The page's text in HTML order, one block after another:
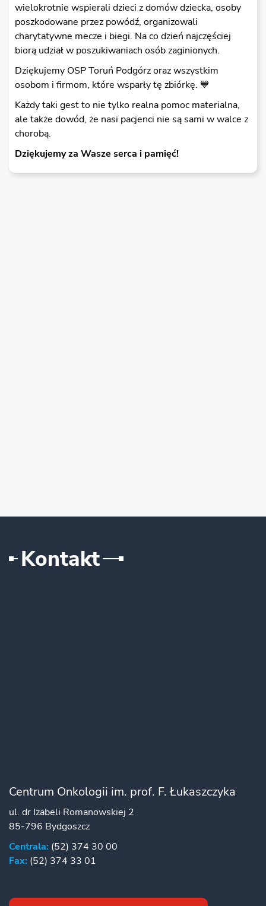
wielokrotnie wspierali dzieci z domów dziecka, osoby
poszkodowane przez powódź, organizowali
charytatywne mecze i biegi. Na co dzień najczęściej
biorą udział w poszukiwaniach osób zaginionych.
Dziękujemy OSP Toruń Podgórz oraz wszystkim
osobom i firmom, które wsparły tę zbiórkę. 💙
Każdy taki gest to nie tylko realna pomoc materialna,
ale także dowód, że nasi pacjenci nie są sami w walce z
chorobą.
Dziękujemy za Wasze serca i pamięć!
Kontakt
Centrum Onkologii im. prof. F. Łukaszczyka
ul. dr Izabeli Romanowskiej 2
85-796 Bydgoszcz
Centrala: (52) 374 30 00
Fax: (52) 374 33 01